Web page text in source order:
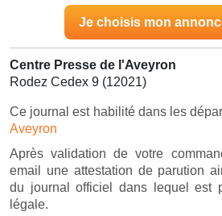
Je choisis mon
Centre Presse de l'Aveyron
Rodez Cedex 9 (12021)
Ce journal est habilité dans les
Aveyron
Après validation de votre
email une attestation de parution
du journal officiel dans lequel est
légale.